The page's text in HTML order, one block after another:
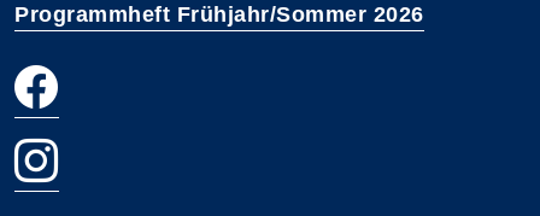
Programmheft Frühjahr/Sommer 2026